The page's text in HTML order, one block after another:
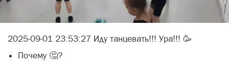
2025-09-01 23:53:27 Иду танцевать!!! Ура!!! 🥳
Почему 🤔?